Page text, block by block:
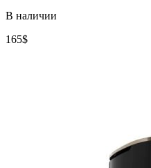
В наличии
165$